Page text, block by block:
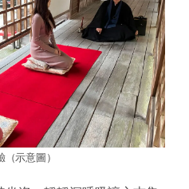
（示意圖）